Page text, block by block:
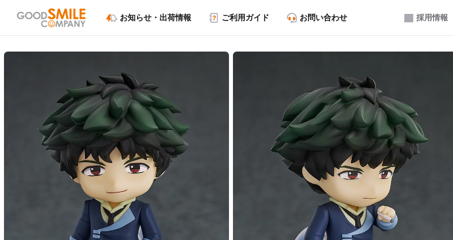
採用情報
お知らせ・出荷情報 ご利用ガイド お問い合わせ